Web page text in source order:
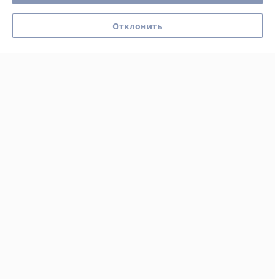
Сделка подтверждена через корзину
Отклонить